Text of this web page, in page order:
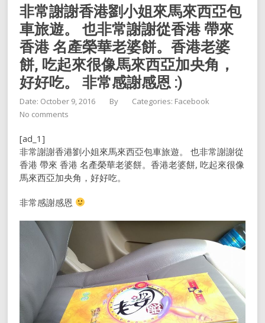
非常謝謝香港劉小姐來馬來西亞包
車旅遊。 也非常謝謝從香港 帶來
香港 名產榮華老婆餅。香港老婆
餅, 吃起來很像馬來西亞加央角，
好好吃。 非常感謝感恩 :)
Date: October 9, 2016 By Categories: Facebook
No comments
[ad_1]
非常謝謝香港劉小姐來馬來西亞包車旅遊。 也非常謝謝從
香港 帶來 香港 名產榮華老婆餅。香港老婆餅, 吃起來很像
馬來西亞加央角，好好吃。
非常感謝感恩